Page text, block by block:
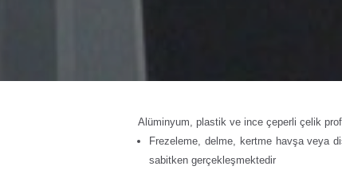
Alüminyum, plastik ve ince çeperli çelik
Frezeleme, delme, kertme havşa veya
sabitken gerçekleşmektedir